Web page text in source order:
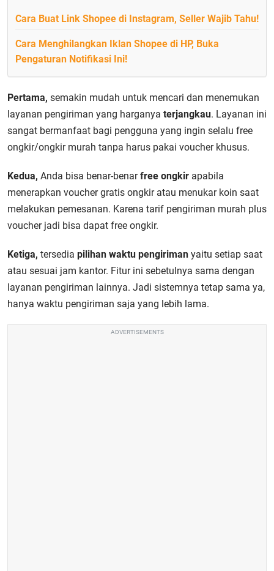
Cara Buat Link Shopee di Instagram, Seller Wajib Tahu!
Cara Menghilangkan Iklan Shopee di HP, Buka
Pengaturan Notifikasi Ini!
Pertama, semakin mudah untuk mencari dan menemukan
layanan pengiriman yang harganya terjangkau. Layanan ini
sangat bermanfaat bagi pengguna yang ingin selalu free
ongkir/ongkir murah tanpa harus pakai voucher khusus.
Kedua, Anda bisa benar-benarfree ongkir apabila
menerapkan voucher gratis ongkir atau menukar koin saat
melakukan pemesanan. Karena tarif pengiriman murah plus
voucher jadi bisa dapat free ongkir.
Ketiga, tersedia pilihan waktu pengiriman yaitu setiap saat
atau sesuai jam kantor. Fitur ini sebetulnya sama dengan
layanan pengiriman lainnya. Jadi sistemnya tetap sama ya,
hanya waktu pengiriman saja yang lebih lama.
ADVERTISEMENTS